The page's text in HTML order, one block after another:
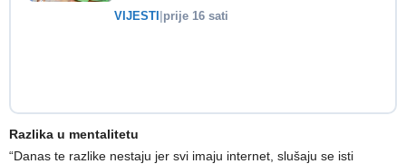
VIJESTI prije 16 sati
Razlika u mentalitetu
“Danas te razlike nestaju jer svi imaju internet, slušaju se isti